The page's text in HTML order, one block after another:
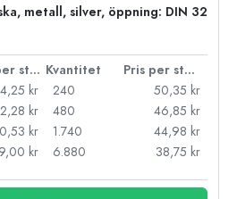
metall, silver, öppning: DIN 32
Pris per styck Kvantitet
Pris per styck
kr
kr
kr
kr
240
50,35 kr
480
46,85 kr
1.740
44,98 kr
6.880
38,75 kr